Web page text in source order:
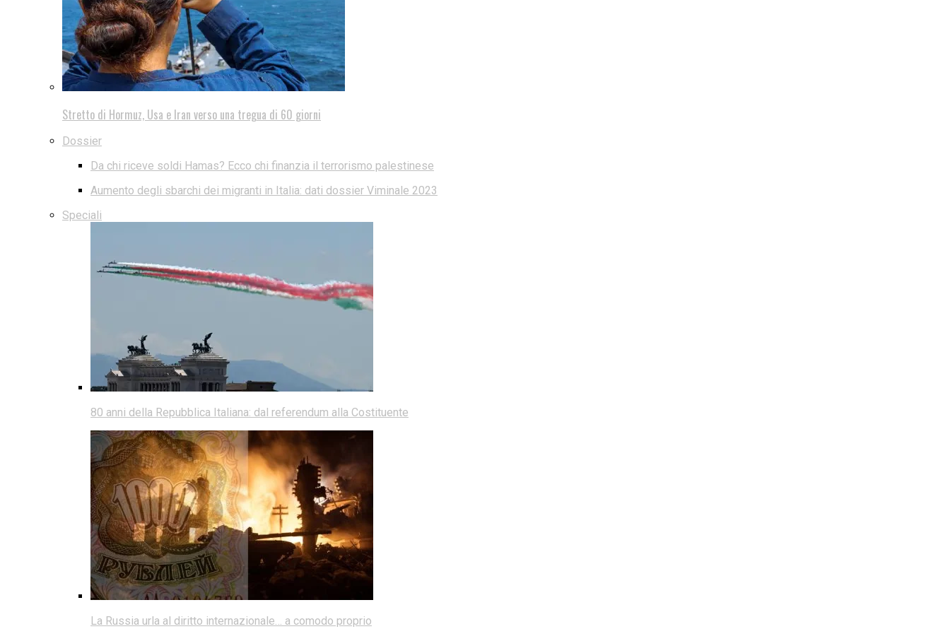
Stretto di Hormuz, Usa e Iran verso una tregua di 60 giorni
Dossier
Da chi riceve soldi Hamas? Ecco chi finanzia il terrorismo palestinese
Aumento degli sbarchi dei migranti in Italia: dati dossier Viminale 2023
Speciali
80 anni della Repubblica Italiana: dal referendum alla Costituente
La Russia urla al diritto internazionale… a comodo proprio